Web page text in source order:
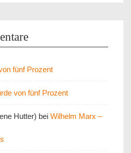
fünf Prozent
von fünf Prozent
Hutter) bei Wilhelm Marx –